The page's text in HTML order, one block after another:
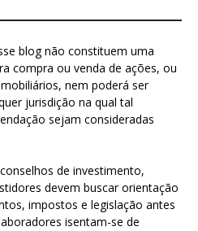
blog não constituem uma
compra ou venda de ações, ou
nem poderá ser
jurisdição na qual tal
sejam consideradas
de investimento,
devem buscar orientação
impostos e legislação antes
isentam-se de